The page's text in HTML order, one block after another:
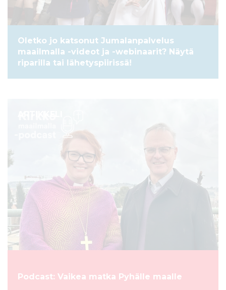
Oletko jo katsonut Jumalanpalvelus
maailmalla -videot ja -webinaarit? Näytä
riparilla tai lähetyspiirissä!
Podcast: Vaikea matka Pyhälle maalle